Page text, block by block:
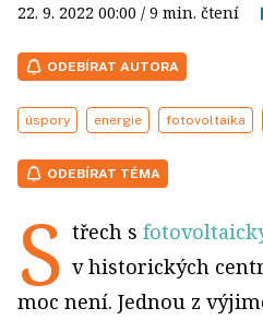
22. 9. 2022 00:00 / 9 min. čtení
ODEBÍRAT AUTORA
úspory energie fotovoltaika
ODEBÍRAT TÉMA
S třech s
v historických
moc není. Jednou z